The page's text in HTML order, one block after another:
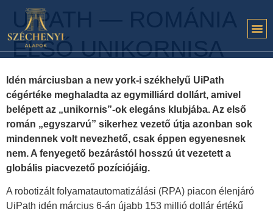
UIPATH — ROMÁNIA
ELSŐ UNIKORNISA
Idén márciusban a new york-i székhelyű UiPath
cégértéke meghaladta az egymilliárd dollárt, amivel
belépett az „unikornis”-ok elegáns klubjába. Az első
román „egyszarvú” sikerhez vezető útja azonban sok
mindennek volt nevezhető, csak éppen egyenesnek
nem. A fenyegető bezárástól hosszú út vezetett a
globális piacvezető pozíciójáig.
A robotizált folyamatautomatizálási (RPA) piacon élenjáró
UiPath idén március 6-án újabb 153 millió dollár értékű